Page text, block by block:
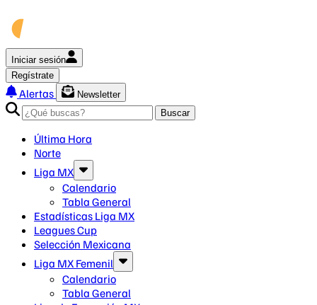
Iniciar sesión
Regístrate
Alertas
Newsletter
Buscar
Última Hora
Norte
Liga MX
Calendario
Tabla General
Estadísticas Liga MX
Leagues Cup
Selección Mexicana
Liga MX Femenil
Calendario
Tabla General